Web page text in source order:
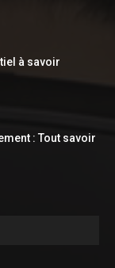
à savoir
: Tout savoir